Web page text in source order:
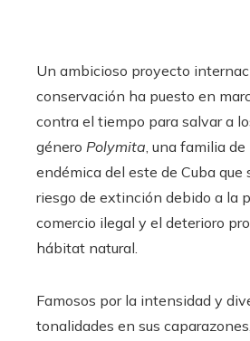
Un ambicioso proyecto
conservación ha puesto en
contra el tiempo para salvar a
género Polymita, una familia de
endémica del este de Cuba que
riesgo de extinción debido a la
comercio ilegal y el deterioro
hábitat natural.
Famosos por la intensidad y
tonalidades en sus